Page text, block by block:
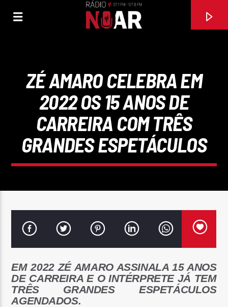
FAIXA ATUAL
O MEU TRACTOR
MAROTOS DA CONCERTINA
Rádio No ar
ZÉ AMARO CELEBRA EM
2022 OS 15 ANOS DE
CARREIRA COM TRÊS
GRANDES ESPETÁCULOS
EM 2022 ZÉ AMARO ASSINALA 15 ANOS
DE CARREIRA E O INTÉRPRETE JÁ TEM
TRÊS GRANDES ESPETÁCULOS
AGENDADOS.